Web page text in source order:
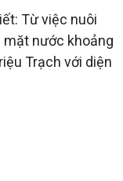
Từ việc nuôi
mặt nước khoảng
Trạch với diện